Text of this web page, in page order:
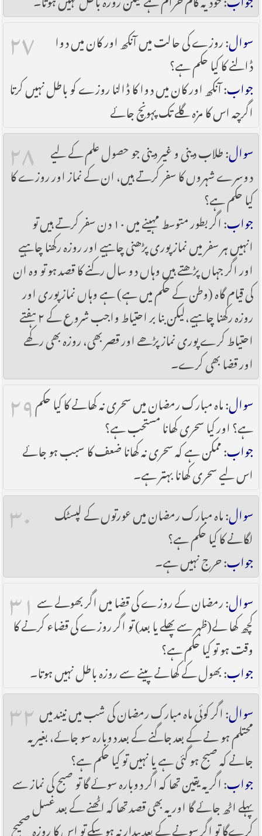
۲۷ سوال: روزے کی حالت میں آنکھ اور کان میں دوا
ڈالنے کا کیا حکم ہے؟
جواب: آنکھ اور کان میں دوا کا ڈالنا روزے کو باطل نہیں کرتا
اگرچہ اس کا مزہ گلے تک پہونچ جائے
۲۸ سوال: طلاب دینی و غیر دینی جو حصول علم کے لیے
دوسرے شہروں کا سفر کرتے ہیں، ان کے نماز اور روزے کا
کیا حکم ہے؟
جواب
: اگر بطور متوسط مہینے میں ۱۰ دن سفر کرتے ہیں تو
انہیں ہر سفر میں نماز پوری پڑھنی چاہیے اور روزہ رکھنا چاہیے
اور اگر جہاں پڑھتے ہیں وہاں دو سال رکنے کا قصد ہو تو وہ ان
کی قیام گاہ (وطن کے حکم میں ہے) ہے وہاں نماز پوری اور
روزہ رکھنا چاہیے،لیکن بنا بر احتیاط واجب شروع کے ۲ ہفتے
احتیاط کرے پوری نماز پڑھے اور قصر بھی، روزہ بھی رکھے
اور قضا بھی کرے۔
۲۹ سوال: ماہ مبارک رمضان میں سحری نہ کھانے کا کیا حکم
ہے؟ اور کیا سحری کھانا مستحب ہے؟
جواب: ممکن ہے کہ سحری نہ کھانا ضعف کا سبب ہو جائے
اس لیے سحری کھانا بہتر ہے۔
۳۰ سوال: ماہ مبارک رمضان میں عورتوں کے لپسٹک
لگانے کا کیا حکم ہے؟
جواب: حرج نہیں ہے۔
۳۱ سوال: رمضان کے روزے کی قضا میں اگر بھولے سے
کچھ کھا لے(ظہر سے پھلے یا بعد) تو اگر روزے کی قضاء کرنے کا
وقت ہو تو کیا حکم ہے؟
جواب: بھول کے کھانے پینے سے روزہ باطل نہیں ہوتا۔
۳۲ سوال: اگر کوئی ماہ مبارک رمضان کی شب میں نیند میں
محتلم ہو نے کے بعد جاگنے کے بعد دوبارہ سو جائے، بغیر یہ
جانے کہ صبح ہو گئی ہے یا نہیں تو کیا حکم ہے؟
جواب: اگر یہ یقین تھا کہ اگر دوبارہ سوئے گا تو صبح کی نماز سے
پہلے اٹھ جائے گا اور یہ بھی قصد تھا کہ اٹھنے کے بعد غسل
کرےگا تو اگر سونے کے بعد بیدار نہ ہو سکے تو اس کا روزہ صحیح